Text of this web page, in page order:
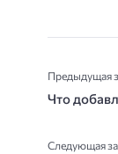
Предыдущая
Что
Следующая